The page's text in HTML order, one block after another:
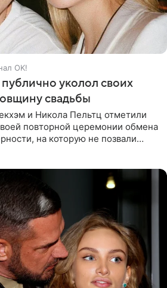
OK!
уколол своих
свадьбы
и Никола Пельтц отметили
повторной церемонии обмена
на которую не позвали